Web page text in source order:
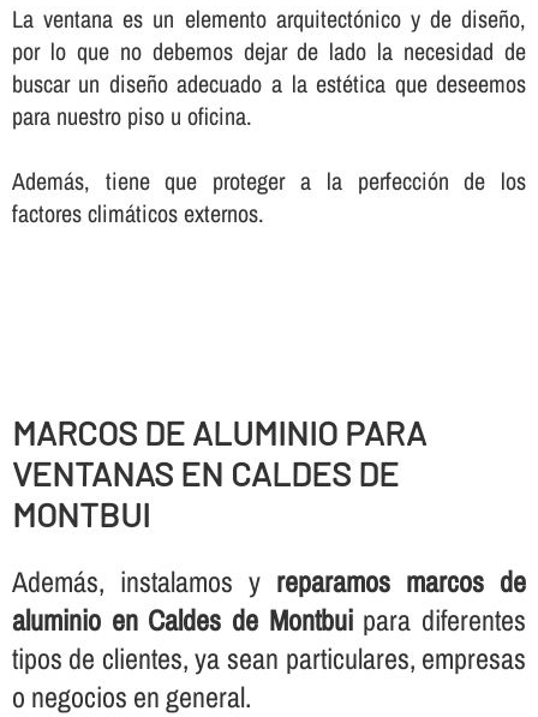
La ventana es un elemento arquitectónico y de diseño,
por lo que no debemos dejar de lado la necesidad de
buscar un diseño adecuado a la estética que deseemos
para nuestro piso u oficina.
Además, tiene que proteger a la perfección de los
factores climáticos externos.
MARCOS DE ALUMINIO PARA
VENTANAS EN CALDES DE
MONTBUI
Además, instalamos y reparamos marcos de
aluminio en Caldes de Montbuipara diferentes
tipos de clientes, ya sean particulares, empresas
o negocios en general.